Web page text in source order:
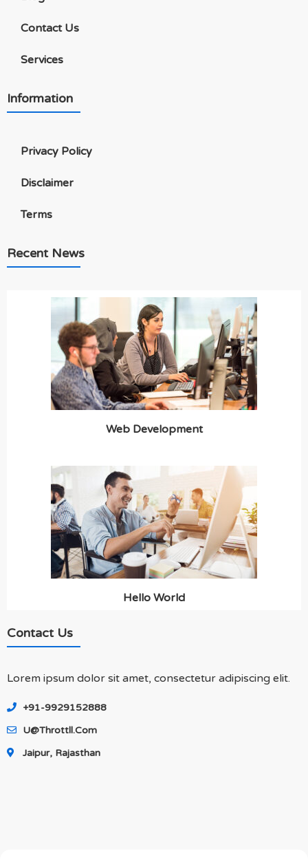
Contact Us
Services
Information
Privacy Policy
Disclaimer
Terms
Recent News
Web Development
Hello World
Contact Us
Lorem ipsum dolor sit amet, consectetur adipiscing elit.
+91-9929152888
U@throttll.com
Jaipur, Rajasthan